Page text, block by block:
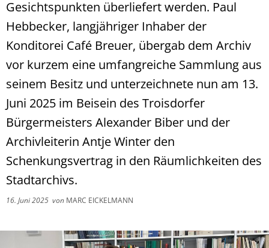
Gesichtspunkten überliefert werden. Paul
Hebbecker, langjähriger Inhaber der
Konditorei Café Breuer, übergab dem Archiv
vor kurzem eine umfangreiche Sammlung aus
seinem Besitz und unterzeichnete nun am 13.
Juni 2025 im Beisein des Troisdorfer
Bürgermeisters Alexander Biber und der
Archivleiterin Antje Winter den
Schenkungsvertrag in den Räumlichkeiten des
Stadtarchivs.
16. Juni 2025 von MARC EICKELMANN